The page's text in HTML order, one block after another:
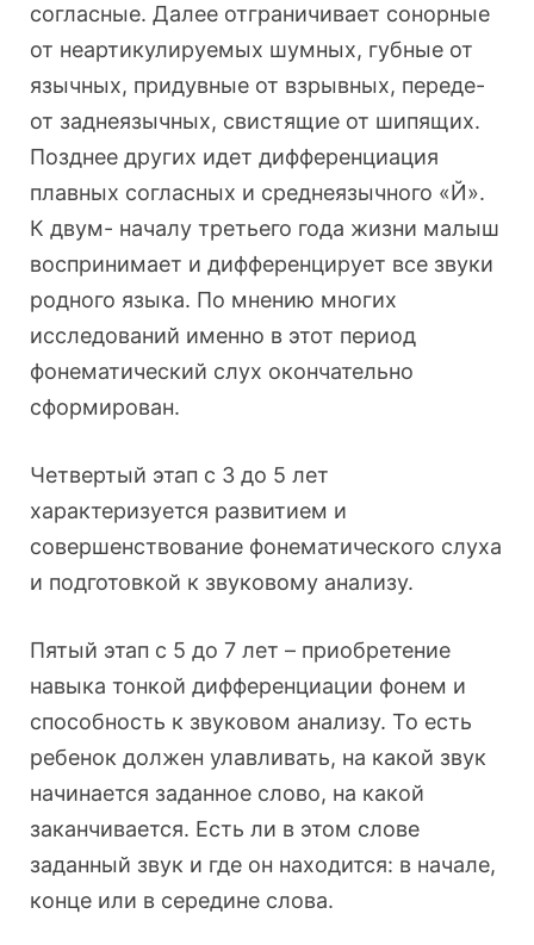
согласные. Далее отграничивает сонорные
от неартикулируемых шумных, губные от
язычных, придувные от взрывных, переде-
от заднеязычных, свистящие от шипящих.
Позднее других идет дифференциация
плавных согласных и среднеязычного «Й».
К двум- началу третьего года жизни малыш
воспринимает и дифференцирует все звуки
родного языка. По мнению многих
исследований именно в этот период
фонематический слух окончательно
сформирован.
Четвертый этап с 3 до 5 лет
характеризуется развитием и
совершенствование фонематического слуха
и подготовкой к звуковому анализу.
Пятый этап с 5 до 7 лет – приобретение
навыка тонкой дифференциации фонем и
способность к звуковом анализу. То есть
ребенок должен улавливать, на какой звук
начинается заданное слово, на какой
заканчивается. Есть ли в этом слове
заданный звук и где он находится: в начале,
конце или в середине слова.